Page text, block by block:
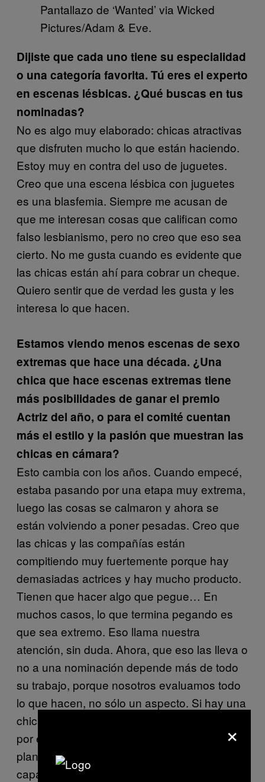
Pantallazo de ‘Wanted’ via Wicked
Pictures/Adam & Eve.
Dijiste que cada uno tiene su especialidad
o una categoría favorita. Tú eres el experto
en escenas lésbicas. ¿Qué buscas en tus
nominadas?
No es algo muy elaborado: chicas atractivas
que disfruten mucho lo que están haciendo.
Estoy muy en contra del uso de juguetes.
Creo que una escena lésbica con juguetes
es una blasfemia. Siempre me acusan de
que me interesan cosas que califican como
falso lesbianismo, pero no creo que eso sea
cierto. No me gusta cuando es evidente que
las chicas están ahí para cobrar un cheque.
Quiero sentir que de verdad les gusta y les
interesa lo que hacen.
Estamos viendo menos escenas de sexo
extremas que hace una década. ¿Una
chica que hace escenas extremas tiene
más posibilidades de ganar el premio
Actriz del año, o para el comité cuentan
más el estilo y la pasión que muestran las
chicas en cámara?
Esto cambia con los años. Cuando empecé,
estaba pasando por una etapa muy extrema,
luego las cosas se calmaron y ahora se
están volviendo a poner pesadas. Creo que
las chicas y las compañías están
compitiendo muy fuertemente porque hay
demasiadas actrices y hay mucho producto.
Tienen que hacer algo que pegue… En
muchos casos, lo que termina pegando es
que sea extremo. Eso llama nuestra
atención, sin duda. Ahora, que eso las lleva o
no a una nominación depende más de todo
su trabajo, porque nosotros evaluamos todo
lo que hacen, no sólo un aspecto. Si hay una
chica que en todas las escenas sólo se mete
por el culo los objetos más grandes del
planeta, no nos demuestra un buen rango de
capacidades. Además, ¿lo está disfrutando?
×